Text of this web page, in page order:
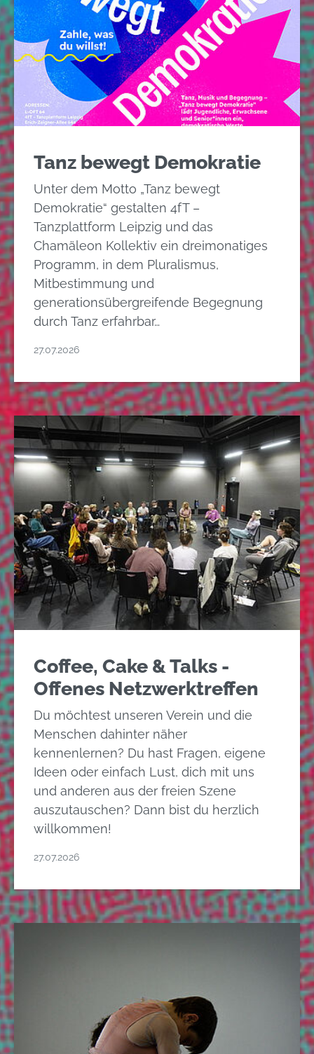
Tanz bewegt Demokratie
Unter dem Motto „Tanz bewegt
Demokratie“ gestalten 4fT –
Tanzplattform Leipzig und das
Chamäleon Kollektiv ein dreimonatiges
Programm, in dem Pluralismus,
Mitbestimmung und
generationsübergreifende Begegnung
durch Tanz erfahrbar…
27.07.2026
Coffee, Cake & Talks -
Offenes Netzwerktreffen
Du möchtest unseren Verein und die
Menschen dahinter näher
kennenlernen? Du hast Fragen, eigene
Ideen oder einfach Lust, dich mit uns
und anderen aus der freien Szene
auszutauschen? Dann bist du herzlich
willkommen!
27.07.2026